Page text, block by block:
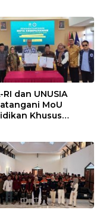
RI dan UNUSIA
MoU
Khusus